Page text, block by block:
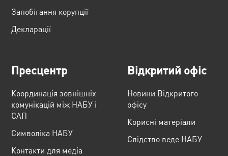
Запобігання корупції
Декларації
Пресцентр
Координація зовнішніх
комунікацій між НАБУ і
САП
Cимволіка НАБУ
Контакти для медіа
Відкритий офіс
Новини Відкритого
офісу
Корисні матеріали
Слідство веде НАБУ